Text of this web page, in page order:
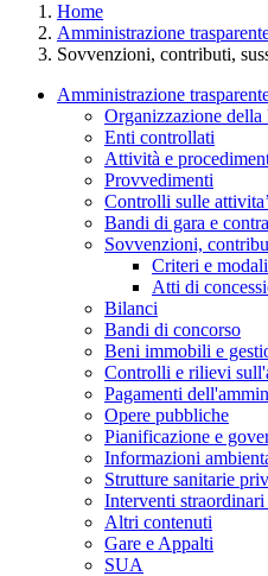
Home
Amministrazione
Sovvenzioni, contributi,
Amministrazione
Organizzazione della
Enti controllati
Attività e
Provvedimenti
Controlli sulle
Bandi di gara e
Sovvenzioni,
Criteri e
Atti di
Bilanci
Bandi di concorso
Beni immobili e
Controlli e rilievi
Pagamenti
Opere pubbliche
Pianificazione e
Informazioni
Strutture sanitarie
Interventi straordinari
Altri contenuti
Gare e Appalti
SUA